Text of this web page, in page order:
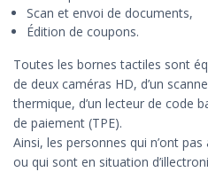
Scan et envoi de documents,
Édition de coupons.
Toutes les bornes tactiles sont
de deux caméras HD, d’un
thermique, d’un lecteur de code
de paiement (TPE).
Ainsi, les personnes qui n’ont
ou qui sont en situation